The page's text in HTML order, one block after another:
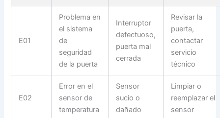
E01
Problema en
el sistema
de
seguridad
de la puerta
Interruptor
defectuoso,
puerta mal
cerrada
Revisar la
puerta,
contactar
servicio
técnico
E02
Error en el
sensor de
temperatura
Sensor
sucio o
dañado
Limpiar o
reemplazar el
sensor